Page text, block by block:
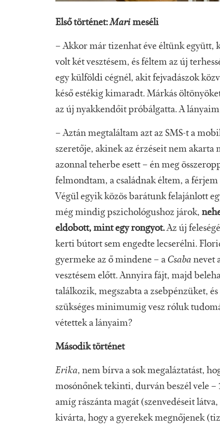
Első történet:Mari meséli
– Akkor már tizenhat éve éltünk együtt,
volt két vesztésem, és féltem az új
egy külföldi cégnél, akit fejvadászok
késő estékig kimaradt. Márkás
az új nyakkendőit próbálgatta. A
– Aztán megtaláltam azt az SMS-t a
szeretője, akinek az érzéseit nem
azonnal teherbe esett – én meg
felmondtam, a családnak éltem, a
Végül egyik közös barátunk felajánlott
még mindig pszichológushoz járok,
eldobott, mint egy rongyot.Az új
kerti bútort sem engedte lecserélni.
gyermeke az ő mindene – a Csaba nevet
vesztésem előtt. Annyira fájt, majd
találkozik, megszabta a zsebpénzüket,
szükséges minimumig vesz róluk
vétettek a lányaim?
Második történet
Erika, nem bírva a sok megaláztatást,
mosónőnek tekinti, durván beszél vele –
amíg rászánta magát (szenvedéseit
kivárta, hogy a gyerekek megnőjenek